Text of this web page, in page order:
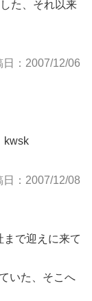
た、それ以来
日：2007/12/06
kwsk
日：2007/12/08
で迎えに来て
いた、そこへ